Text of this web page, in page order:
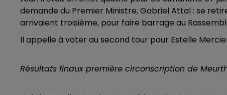
demande du Premier Ministre, Gabriel Attal : se
arrivaient troisième, pour faire barrage au
Il appelle à voter au second tour pour Estelle
Résultats finaux première circonscription de